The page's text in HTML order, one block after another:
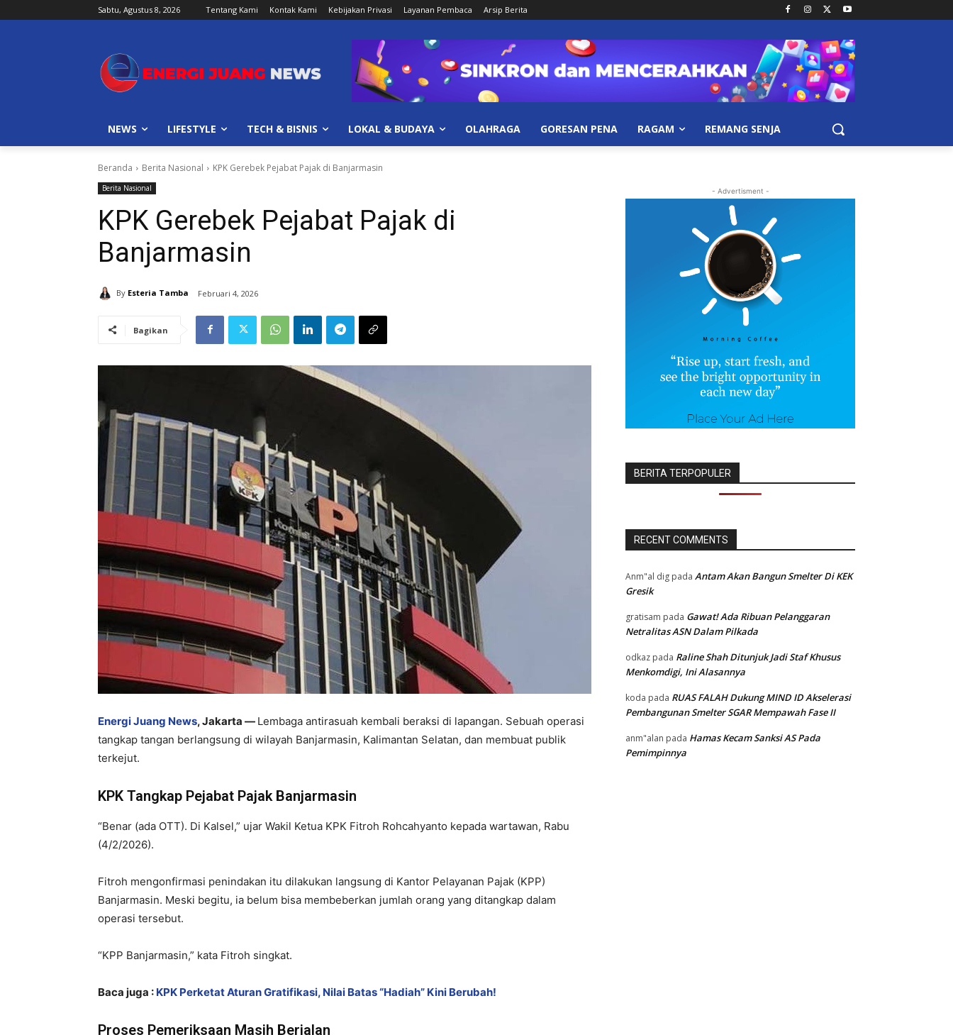
Sabtu, Agustus 8, 2026 Tentang Kami Kontak Kami Kebijakan Privasi Layanan Pembaca Arsip Berita
NEWS LIFESTYLE TECH & BISNIS LOKAL & BUDAYA OLAHRAGA GORESAN PENA RAGAM REMANG SENJA
Beranda Berita Nasional KPK Gerebek Pejabat Pajak di Banjarmasin
Berita Nasional
KPK Gerebek Pejabat Pajak di
Banjarmasin
By Esteria Tamba Februari 4, 2026
Bagikan
Energi Juang News, Jakarta — Lembaga antirasuah kembali beraksi di lapangan. Sebuah operasi
tangkap tangan berlangsung di wilayah Banjarmasin, Kalimantan Selatan, dan membuat publik
terkejut.
KPK Tangkap Pejabat Pajak Banjarmasin
“Benar (ada OTT). Di Kalsel,” ujar Wakil Ketua KPK Fitroh Rohcahyanto kepada wartawan, Rabu
(4/2/2026).
Fitroh mengonfirmasi penindakan itu dilakukan langsung di Kantor Pelayanan Pajak (KPP)
Banjarmasin. Meski begitu, ia belum bisa membeberkan jumlah orang yang ditangkap dalam
operasi tersebut.
“KPP Banjarmasin,” kata Fitroh singkat.
Baca juga : KPK Perketat Aturan Gratifikasi, Nilai Batas “Hadiah” Kini Berubah!
Proses Pemeriksaan Masih Berjalan
- Advertisment -
BERITA TERPOPULER
RECENT COMMENTS
Anm"al dig pada Antam Akan Bangun Smelter Di KEK
Gresik
gratisam pada Gawat! Ada Ribuan Pelanggaran
Netralitas ASN Dalam Pilkada
odkaz pada Raline Shah Ditunjuk Jadi Staf Khusus
Menkomdigi, Ini Alasannya
koda pada RUAS FALAH Dukung MIND ID Akselerasi
Pembangunan Smelter SGAR Mempawah Fase II
anm"alan pada Hamas Kecam Sanksi AS Pada
Pemimpinnya